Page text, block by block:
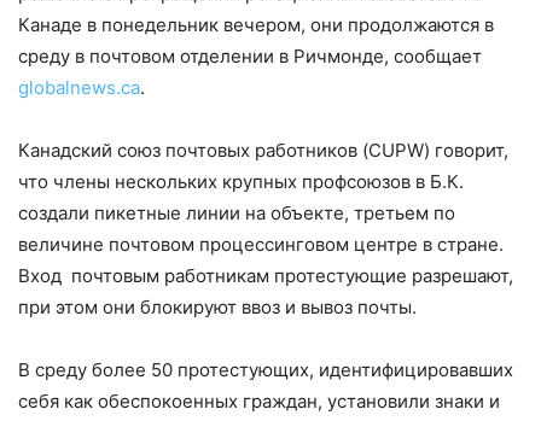
Канаде в понедельник вечером, они продолжаются в
среду в почтовом отделении в Ричмонде, сообщает
globalnews.ca.
Канадский союз почтовых работников (CUPW) говорит,
что члены нескольких крупных профсоюзов в Б.К.
создали пикетные линии на объекте, третьем по
величине почтовом процессинговом центре в стране.
Вход почтовым работникам протестующие разрешают,
при этом они блокируют ввоз и вывоз почты.
В среду более 50 протестующих, идентифицировавших
себя как обеспокоенных граждан, установили знаки и